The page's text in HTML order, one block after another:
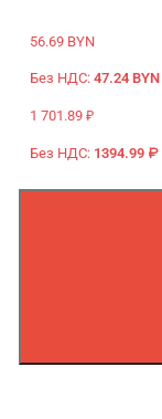
56.69 BYN
Без НДС: 47.24 BYN
1 701.89 ₽
Без НДС: 1394.99 ₽